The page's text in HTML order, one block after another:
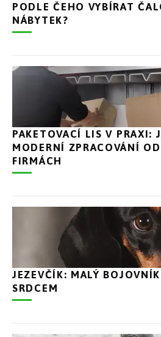
PODLE ČEHO VYBÍRAT
NÁBYTEK?
PAKETOVACÍ LIS V PRAXI:
MODERNÍ ZPRACOVÁNÍ
FIRMÁCH
JEZEVČÍK: MALÝ
SRDCEM